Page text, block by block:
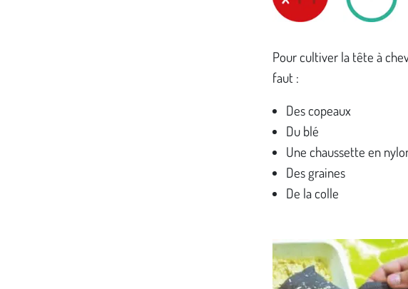
Pour cultiver la tête à
faut :
Des copeaux
Du blé
Une chaussette en
Des graines
De la colle